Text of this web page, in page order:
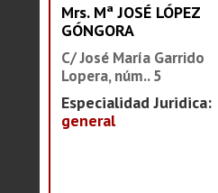
Mrs. Mª JOSÉ LÓPEZ
GÓNGORA
C/ José María Garrido
Lopera, núm.. 5
Especialidad Juridica:
general